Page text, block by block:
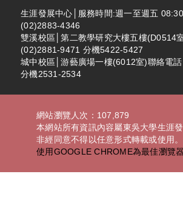
生涯發展中心│服務時間:週一至週五
(02)2883-4346
雙溪校區│第二教學研究大樓五樓(D0514
(02)2881-9471 分機5422-5427
城中校區│游藝廣場一樓(6012室)聯絡電
分機2531-2534
網站瀏覽人次：107,879
本網站所有資訊內容屬東吳大學生涯
非經同意不得以任意形式轉載或使用。
使用GOOGLE CHROME為最佳瀏覽器